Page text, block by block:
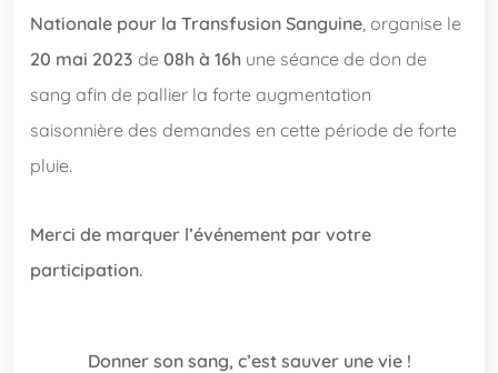
Nationale pour la Transfusion Sanguine , organise le
20 mai 2023 de 08h à 16h une séance de don de
sang afin de pallier la forte augmentation
saisonnière des demandes en cette période de forte
pluie.
Merci de marquer l’événement par votre
participation.
Donner son sang, c’est sauver une vie !